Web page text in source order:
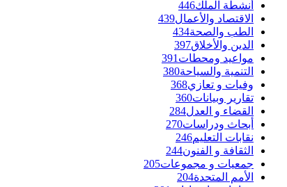
أنشطة الملك446
الاقتصاد والأعمال439
الطب والصحة434
الدين والأخلاق397
مواعيد ومحطات 391
التنمية والسياحة380
وفيات و تعازي368
تقارير وبيانات360
القضاء و العدل284
أبحاث ودراسات270
نقابات التعليم246
الثقافة و الفنون244
جمعيات و مجموعات205
الأمم المتحدة204